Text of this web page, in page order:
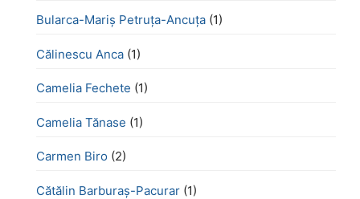
Bularca-Mariș Petruța-Ancuța (1)
Călinescu Anca (1)
Camelia Fechete (1)
Camelia Tănase (1)
Carmen Biro (2)
Cătălin Barburaș-Pacurar (1)